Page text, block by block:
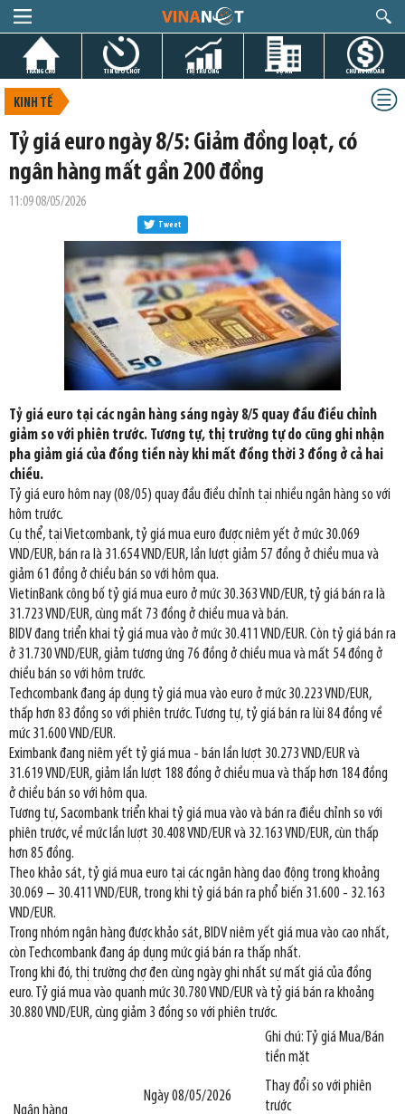
TRANG CHỦ TIN GIỜ CHÓT THỊ TRƯỜNG DỰ ÁN CHỨNG KHOÁN
KINH TẾ
Tỷ giá euro ngày 8/5: Giảm đồng loạt, có
ngân hàng mất gần 200 đồng
11:09 08/05/2026
Tweet
Tỷ giá euro tại các ngân hàng sáng ngày 8/5 quay đầu điều chỉnh
giảm so với phiên trước. Tương tự, thị trường tự do cũng ghi nhận
pha giảm giá của đồng tiền này khi mất đồng thời 3 đồng ở cả hai
chiều.
Tỷ giá euro hôm nay (08/05) quay đầu điều chỉnh tại nhiều ngân hàng so với
hôm trước.
Cụ thể, tại Vietcombank, tỷ giá mua euro được niêm yết ở mức 30.069
VND/EUR, bán ra là 31.654 VND/EUR, lần lượt giảm 57 đồng ở chiều mua và
giảm 61 đồng ở chiều bán so với hôm qua.
VietinBank công bố tỷ giá mua euro ở mức 30.363 VND/EUR, tỷ giá bán ra là
31.723 VND/EUR, cùng mất 73 đồng ở chiều mua và bán.
BIDV đang triển khai tỷ giá mua vào ở mức 30.411 VND/EUR. Còn tỷ giá bán ra
ở 31.730 VND/EUR, giảm tương ứng 76 đồng ở chiều mua và mất 54 đồng ở
chiều bán so với hôm trước.
Techcombank đang áp dụng tỷ giá mua vào euro ở mức 30.223 VND/EUR,
thấp hơn 83 đồng so với phiên trước. Tương tự, tỷ giá bán ra lùi 84 đồng về
mức 31.600 VND/EUR.
Eximbank đang niêm yết tỷ giá mua - bán lần lượt 30.273 VND/EUR và
31.619 VND/EUR, giảm lần lượt 188 đồng ở chiều mua và thấp hơn 184 đồng
ở chiều bán so với hôm qua.
Tương tự, Sacombank triển khai tỷ giá mua vào và bán ra điều chỉnh so với
phiên trước, về mức lần lượt 30.408 VND/EUR và 32.163 VND/EUR, cùn thấp
hơn 85 đồng.
Theo khảo sát, tỷ giá mua euro tại các ngân hàng dao động trong khoảng
30.069 – 30.411 VND/EUR, trong khi tỷ giá bán ra phổ biến 31.600 - 32.163
VND/EUR.
Trong nhóm ngân hàng được khảo sát, BIDV niêm yết giá mua vào cao nhất,
còn Techcombank đang áp dụng mức giá bán ra thấp nhất.
Trong khi đó, thị trường chợ đen cùng ngày ghi nhất sự mất giá của đồng
euro. Tỷ giá mua vào quanh mức 30.780 VND/EUR và tỷ giá bán ra khoảng
30.880 VND/EUR, cùng giảm 3 đồng so với phiên trước.
Ghi chú: Tỷ giá Mua/Bán
tiền mặt
Ngân hàng
Ngày 08/05/2026
Thay đổi so với phiên
trước